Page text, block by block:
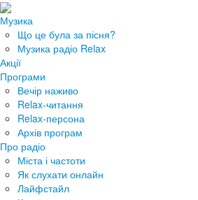
Музика
Що це була за пісня?
Музика радіо Relax
Акції
Програми
Вечір наживо
Relax-читання
Relax-персона
Архів програм
Про радіо
Міста і частоти
Як слухати онлайн
Лайфстайл